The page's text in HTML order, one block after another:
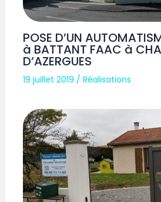
POSE D’UN
à BATTANT FAAC à
D’AZERGUES
19 juillet 2019 /Réalisations